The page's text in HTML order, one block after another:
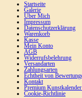
Startseite
Galerie
Über Mich
Impressum
Datenschutzerklärung
Warenkorb
Kasse
Mein Konto
AGB
Widerrufsbelehrung
Versandarten
Zahlungsarten
Echtheit von
Kontakt
Premium
Cookie-Richtlinie